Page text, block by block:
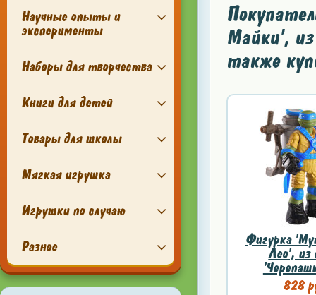
Научные опыты и
эксперименты
Наборы для творчества
Книги для детей
Товары для школы
Мягкая игрушка
Игрушки по случаю
Разное
Майки',
также
Фигурка
Лео', из
828